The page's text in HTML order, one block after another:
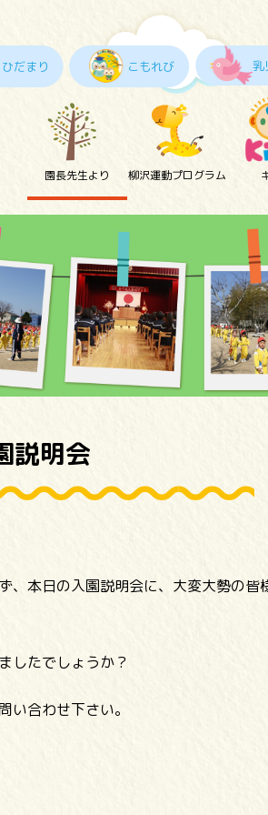
ひだまり こもれび 乳
園長先生より 柳沢運動プログラム
説明会
、本日の入園説明会に、大変大勢の皆
したでしょうか？
い合わせ下さい。